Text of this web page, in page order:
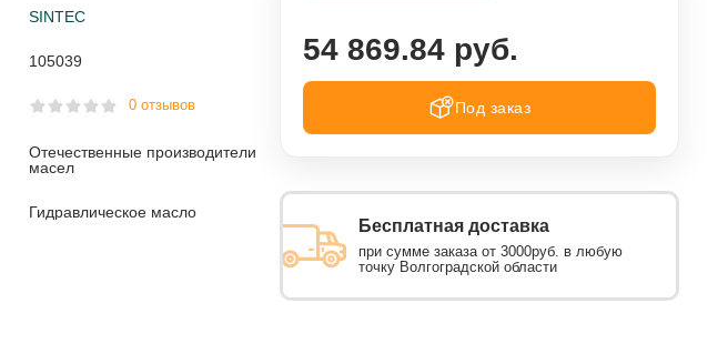
SINTEC
105039
0 отзывов
Отечественные производители
масел
Гидравлическое масло
54 869.84 руб.
Под заказ
Бесплатная доставка
при сумме заказа от 3000руб. в любую
точку Волгоградской области